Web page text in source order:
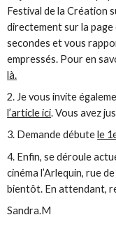
Festival de la Création
directement sur la
secondes et vous
empressés. Pour en
là.
2. Je vous invite
l’article ici. Vous avez
3. Demande débutele
4. Enfin, se déroule
cinéma l’Arlequin, rue
bientôt. En attendant,
Sandra.M